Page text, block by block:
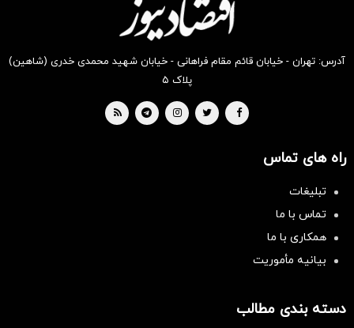
آدرس: تهران - خیابان قائم مقام فراهانی - خیابان شهید محمدی خدری (شاهین)
پلاک ۵
راه های تماس
تبلیغات
تماس با ما
همکاری با ما
بیانیه مأموریت
دسته بندی مطالب